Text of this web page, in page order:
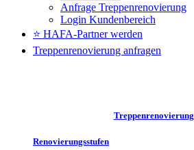
Anfrage Treppenrenovierung
Login Kundenbereich
⭐ HAFA-Partner werden
Treppenrenovierung anfragen
Treppenrenovierung
Renovierungsstufen